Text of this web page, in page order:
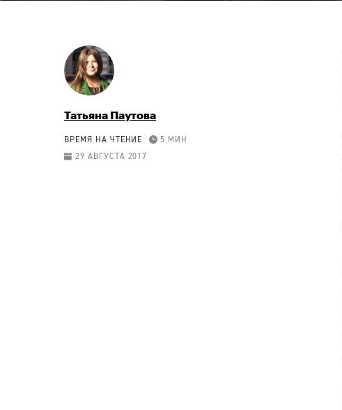
Татьяна Паутова
ВРЕМЯ НА ЧТЕНИЕ
5 МИН
29 АВГУСТА 2017